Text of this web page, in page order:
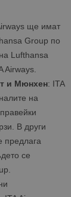
ще имат
Group по
Lufthansa
Airways.
и Мюнхен: ITA
на
В други
предлага
се